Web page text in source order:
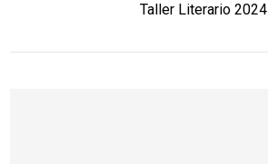
Taller Literario 2024